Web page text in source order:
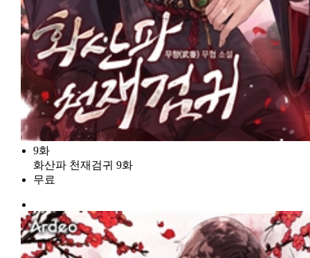
9화
화산파 천재검귀 9화
무료